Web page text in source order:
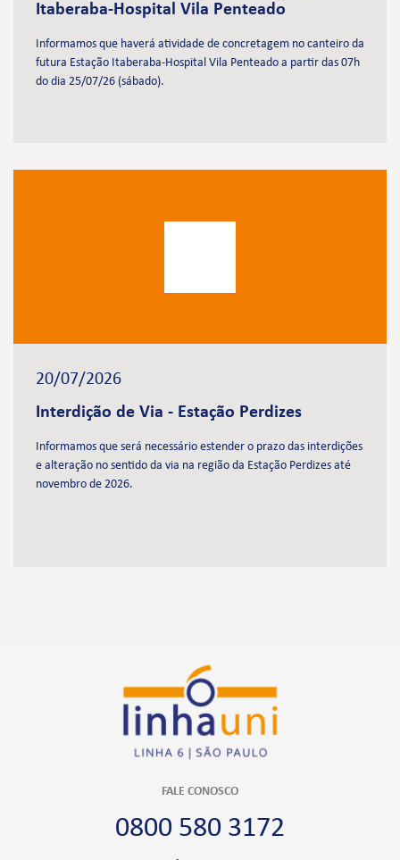
Itaberaba-Hospital Vila Penteado
Informamos que haverá atividade de concretagem no canteiro da
futura Estação Itaberaba-Hospital Vila Penteado a partir das 07h
do dia 25/07/26 (sábado).
20/07/2026
Interdição de Via - Estação Perdizes
Informamos que será necessário estender o prazo das interdições
e alteração no sentido da via na região da Estação Perdizes até
novembro de 2026.
FALE CONOSCO
0800 580 3172